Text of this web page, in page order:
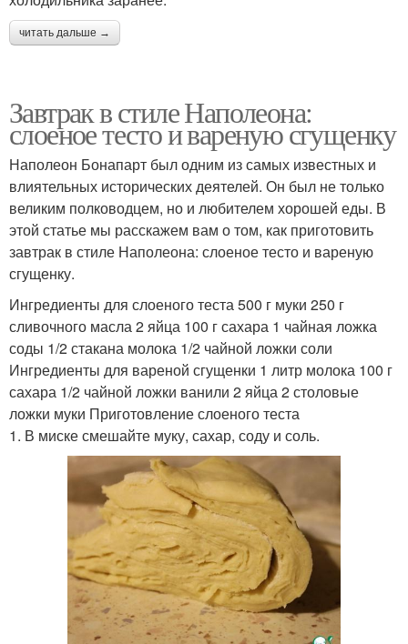
читать дальше →
Завтрак в стиле Наполеона:
слоеное тесто и вареную сгущенку
Наполеон Бонапарт был одним из самых известных и
влиятельных исторических деятелей. Он был не только
великим полководцем, но и любителем хорошей еды. В
этой статье мы расскажем вам о том, как приготовить
завтрак в стиле Наполеона: слоеное тесто и вареную
сгущенку.
Ингредиенты для слоеного теста 500 г муки 250 г
сливочного масла 2 яйца 100 г сахара 1 чайная ложка
соды 1/2 стакана молока 1/2 чайной ложки соли
Ингредиенты для вареной сгущенки 1 литр молока 100 г
сахара 1/2 чайной ложки ванили 2 яйца 2 столовые
ложки муки Приготовление слоеного теста
1. В миске смешайте муку, сахар, соду и соль.